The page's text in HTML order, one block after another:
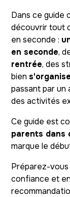
Dans ce guide
découvrir tout
en seconde :
en seconde,
rentrée, des
bien
passant par un
des activités
Ce guide est
parents dans
marque le
Préparez-
confiance et